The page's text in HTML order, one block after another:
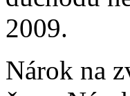
2009.
Nárok na